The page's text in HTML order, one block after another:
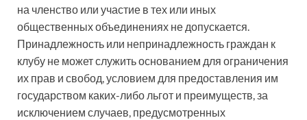
на членство или участие в тех или иных
общественных объединениях не допускается.
Принадлежность или непринадлежность граждан к
клубу не может служить основанием для ограничения
их прав и свобод, условием для предоставления им
государством каких-либо льгот и преимуществ, за
исключением случаев, предусмотренных